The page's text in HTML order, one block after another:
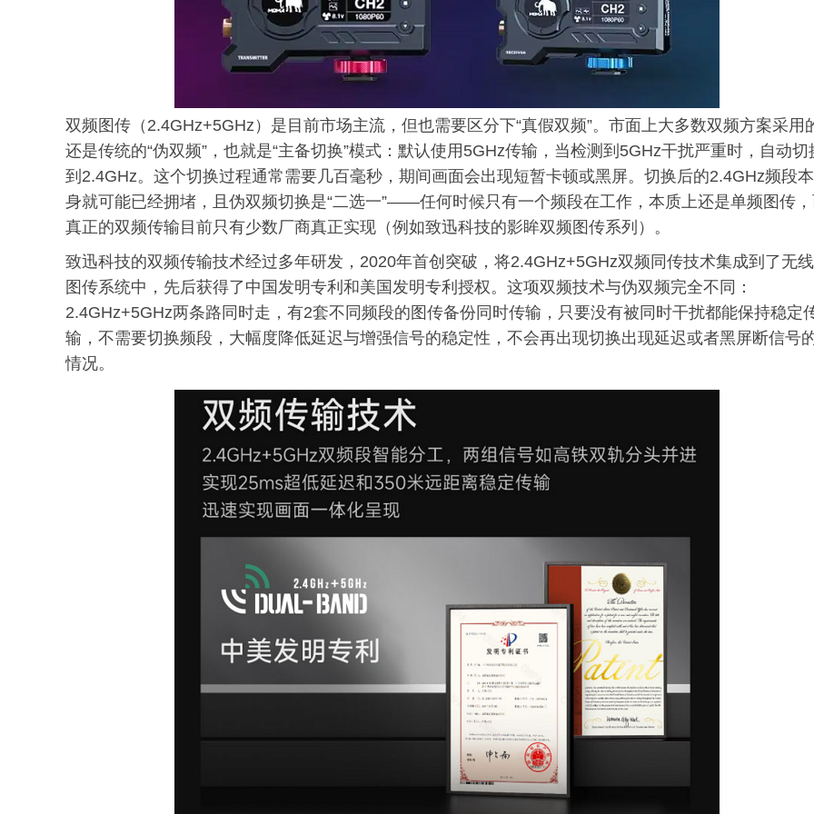
双频图传（2.4GHz+5GHz）是目前市场主流，但也需要区分下“真假双频”。市面上大多数双频方案采用
还是传统的“伪双频”，也就是“主备切换”模式：默认使用5GHz传输，当检测到5GHz干扰严重时，自动切
到2.4GHz。这个切换过程通常需要几百毫秒，期间画面会出现短暂卡顿或黑屏。切换后的2.4GHz频段本
身就可能已经拥堵，且伪双频切换是“二选一”——任何时候只有一个频段在工作，本质上还是单频图传
真正的双频传输目前只有少数厂商真正实现（例如致迅科技的影眸双频图传系列）。
致迅科技的双频传输技术经过多年研发，2020年首创突破，将2.4GHz+5GHz双频同传技术集成到了无线
图传系统中，先后获得了中国发明专利和美国发明专利授权。这项双频技术与伪双频完全不同：
2.4GHz+5GHz两条路同时走，有2套不同频段的图传备份同时传输，只要没有被同时干扰都能保持稳定
输，不需要切换频段，大幅度降低延迟与增强信号的稳定性，不会再出现切换出现延迟或者黑屏断信号
情况。